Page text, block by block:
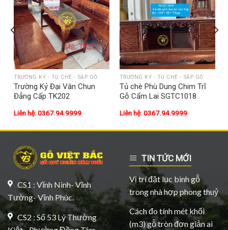
TRƯỜNG KỶ - TỦ CHÈ - SẬP GỖ
Trường Kỷ Đại Vân Chun
Đẳng Cấp TK202
Liên hệ: 0367.94.9999
TRƯỜNG KỶ - TỦ CHÈ - SẬP GỖ
Tủ chè Phù Dung Chim Trĩ
Gỗ Cẩm Lai SGTC1018
Liên hệ: 0367.94.9999
CS1 : Vĩnh Ninh- Vĩnh
Tường- Vĩnh Phúc.
CS2 : Số 53 Lý Thường
TIN TỨC MỚI
Vị trí đặt lục bình gỗ
trong nhà hợp phong thuỷ
Cách đo tính mét khối
(m3) gỗ tròn đơn giản ai